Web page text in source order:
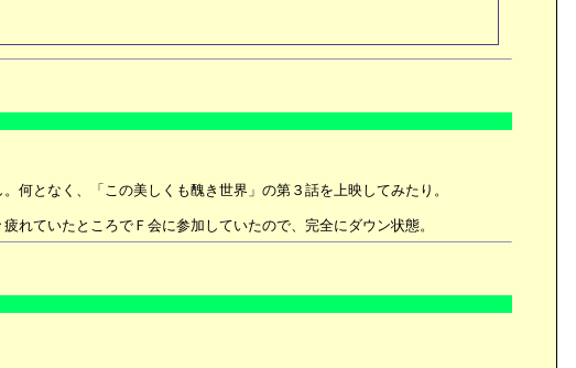
となく、「この美しくも醜き世界」の第３話を上映してみたり。
ていたところでＦ会に参加していたので、完全にダウン状態。